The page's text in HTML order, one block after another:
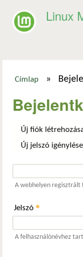
Linux
Címlap »
Új fiók
Új jelszó igénylése
A webhelyen regisztrált
Jelszó *
A felhasználónévhez